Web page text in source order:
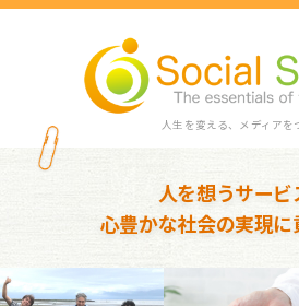
人生を変える、メディアを
人を想うサービ
心豊かな社会の実現